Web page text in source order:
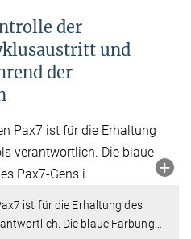
der
und
der
ist für die Erhaltung des
Die blaue Färbung